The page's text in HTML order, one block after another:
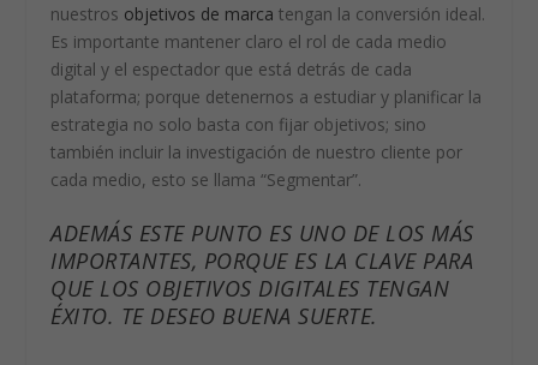
nuestros objetivos de marca tengan la conversión ideal.
Es importante mantener claro el rol de cada medio
digital y el espectador que está detrás de cada
plataforma; porque detenernos a estudiar y planificar la
estrategia no solo basta con fijar objetivos; sino
también incluir la investigación de nuestro cliente por
cada medio, esto se llama “Segmentar”.
ADEMÁS ESTE PUNTO ES UNO DE LOS MÁS
IMPORTANTES, PORQUE ES LA CLAVE PARA
QUE LOS OBJETIVOS DIGITALES TENGAN
ÉXITO. TE DESEO BUENA SUERTE.